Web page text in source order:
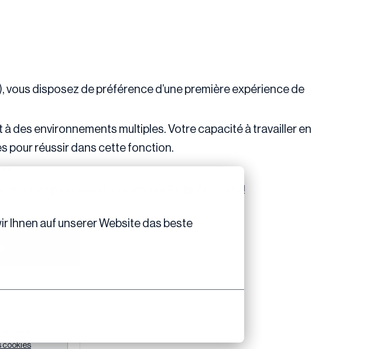
Ihnen auf unserer Website das beste
vous disposez de préférence d’une première expérience de
des environnements multiples. Votre capacité à travailler en
pour réussir dans cette fonction.
pleinement à l’aventure Eight Advisory !
cookies